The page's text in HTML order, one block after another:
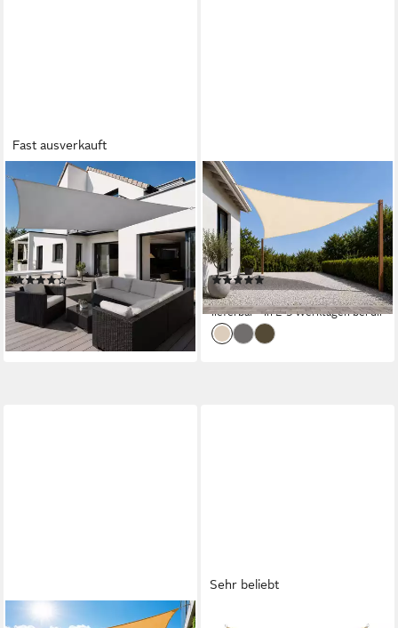
Fast ausverkauft
SHADE&BEYOND
Sonnensegel Wasserdichtes
Sonnensegel mit
Befestigungsseilen für Garten
& Balkon
(1)
29,99 € UVP59,99 €
-50%
lieferbar - in 7-9 Werktagen bei dir
HEIMTEXLAND
Sonnensegel Sonnenschutz
Segel wetterfest Dreieckig,
(Typ935), Dreieckssegel UV-
Schutz für Garten Carport
Terrasse (2)
ab 13,99 €
lieferbar - in 2-3 Werktagen bei dir
SUNICOL
Sehr beliebt